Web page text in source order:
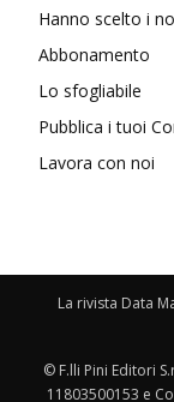
Hanno scelto i
Abbonamento
Lo sfogliabile
Pubblica i tuoi
Lavora con noi
La rivista Data
© F.lli Pini Editori
11803500153 e